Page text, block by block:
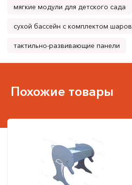
мягкие модули для детского сада
сухой бассейн с комплектом шаров
тактильно-развивающие панели
Похожие товары